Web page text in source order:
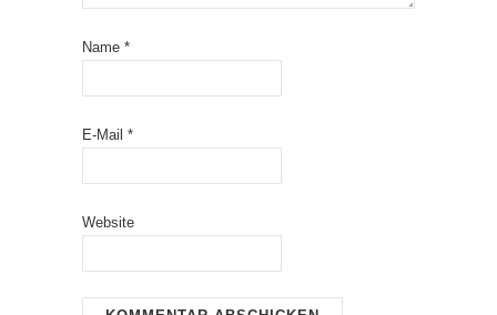
Name *
E-Mail *
Website